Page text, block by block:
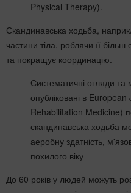
Physical Therapy).
Скандинавська ходьба,
частини тіла, роблячи її
та покращує координацію.
Систематичні огляди
опубліковані в
Rehabilitation Medicine)
скандинавська ходьба
аеробну здатність,
похилого віку
До 60 років у людей можуть